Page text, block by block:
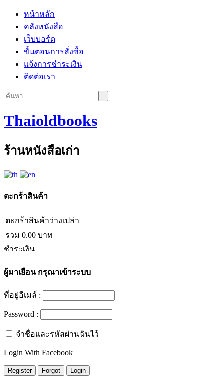
หน้าหลัก
คลังหนังสือ
เว็บบอร์ด
ขั้นตอนการสั่งซื้อ
แจ้งการชำระเงิน
ติดต่อเรา
Thaioldbooks
ร้านหนังสือเก่า
ตะกร้าสินค้า
ตะกร้าสินค้าว่างเปล่า
รวม 0.00 บาท
ชำระเงิน
ผู้มาเยือนกรุณาเข้าระบบ
ที่อยู่อีเมล์ :
Password :
จำชื่อและรหัสผ่านฉันไว้
Login With Facebook